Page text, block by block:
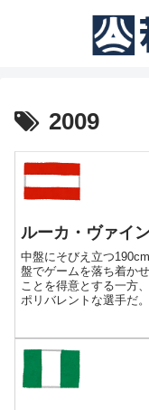
2009
ルーカ・ヴァイ
中盤にそびえ立つ
盤でゲームを落ち着か
ことを得意とする一方
ポリバレントな選手だ。